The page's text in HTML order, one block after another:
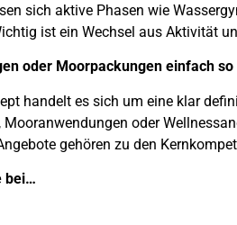
sich aktive Phasen wie
ist ein Wechsel aus Aktivität
oder Moorpackungen einfach
handelt es sich um eine klar
oder
gehören zu den
bei…